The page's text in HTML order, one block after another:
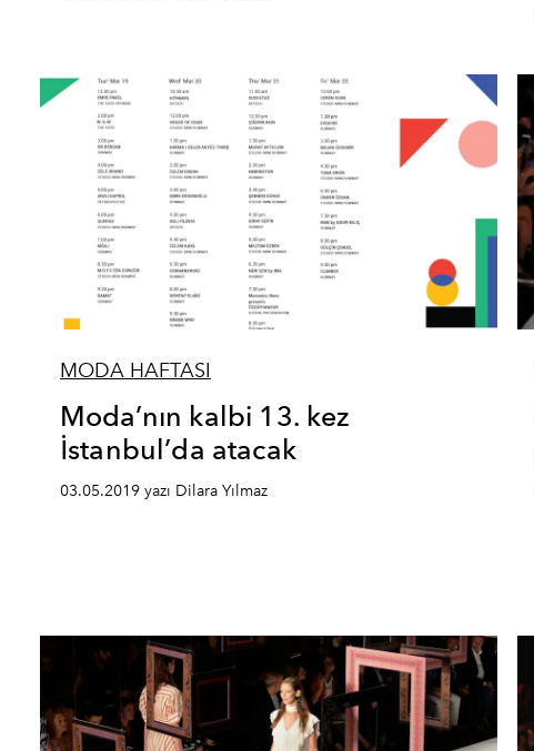
MODA HAFTASI
Moda’nın kalbi 13. kez
İstanbul’da atacak
03.05.2019 yazı Dilara Yılmaz